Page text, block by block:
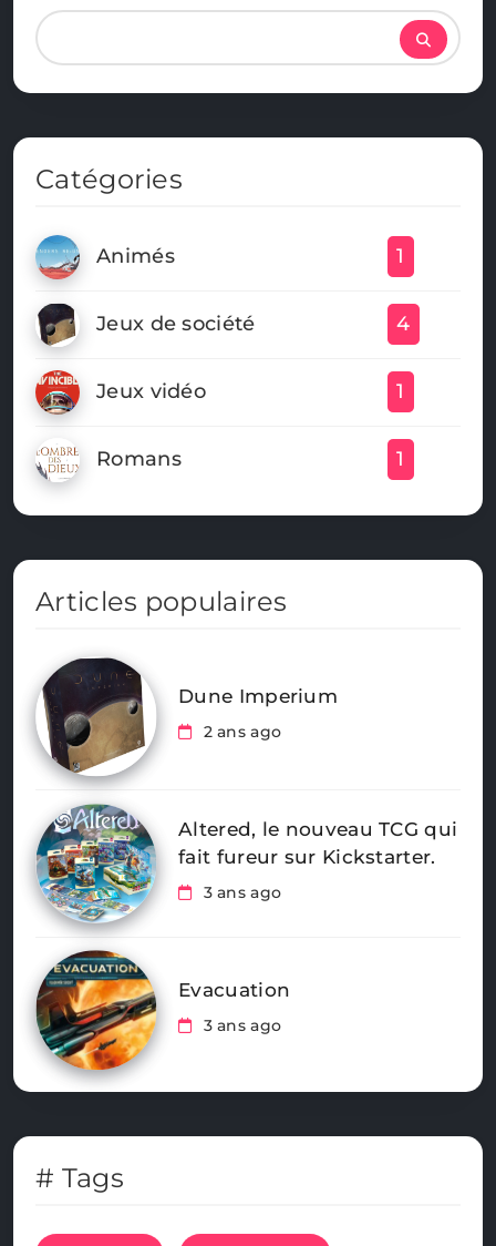
Catégories
Animés 1
Jeux de société 4
Jeux vidéo 1
Romans 1
Articles populaires
Dune Imperium
2 ans ago
Altered, le nouveau TCG qui
fait fureur sur Kickstarter.
3 ans ago
Evacuation
3 ans ago
# Tags